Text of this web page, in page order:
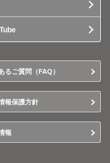
るご質問（FAQ）
報保護方針
報